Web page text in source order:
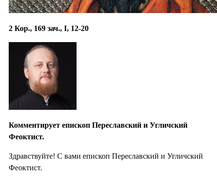
2 Кор., 169 зач., I, 12-20
Комментирует епископ Переславский и Угличский
Феоктист.
Здравствуйте! С вами епископ Переславский и Угличский
Феоктист.